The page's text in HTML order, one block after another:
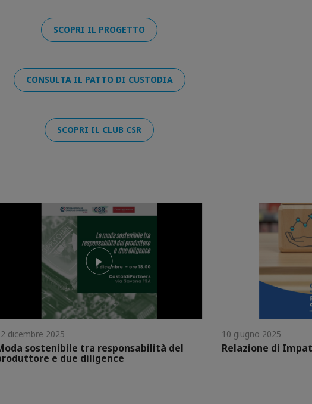
SCOPRI IL PROGETTO
CONSULTA IL PATTO DI CUSTODIA
SCOPRI IL CLUB CSR
dicembre 2025
sostenibile tra responsabilità del
e due diligence
10 giugno 2025
Relazione di